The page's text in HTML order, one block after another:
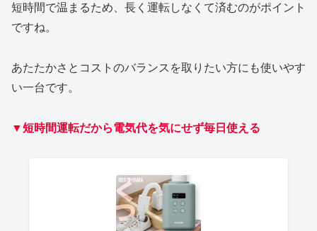
短時間で温まるため、長く運転しなくて済むのがポイント
ですね。
あたたかさとコストのバランスを取りたい方にも使いやす
い一台です。
▼短時間運転だから電気代を気にせず毎日使える